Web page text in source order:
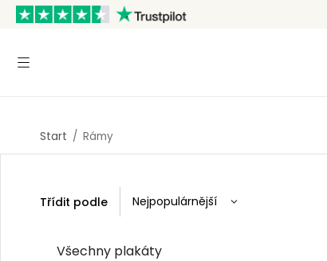
Start / Rámy
Třídit podle
Všechny plakáty